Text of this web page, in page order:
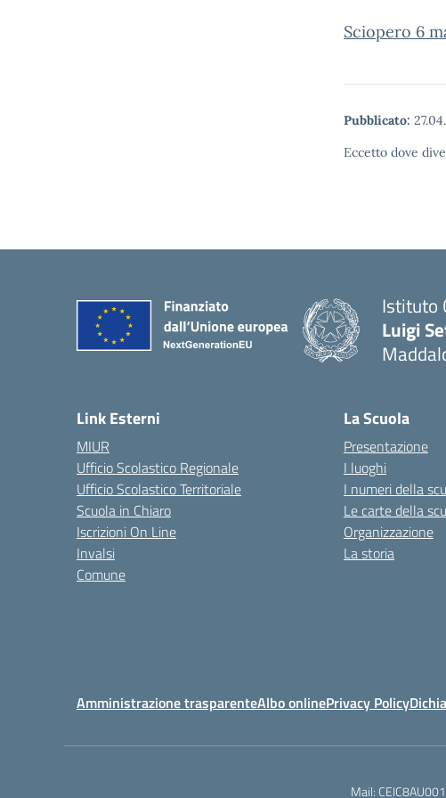
Sciopero 6
Pubblicato:
Eccetto dove
Istituto
Luigi
Link Esterni
MIUR
Ufficio Scolastico Regionale
Ufficio Scolastico Territoriale
Scuola in Chiaro
Iscrizioni On Line
Invalsi
Comune
La Scuola
Presentazione
I luoghi
I numeri della
Le carte della
Organizzazione
La storia
Amministrazione trasparenteAlbo onlinePrivacy Policy
Mail: